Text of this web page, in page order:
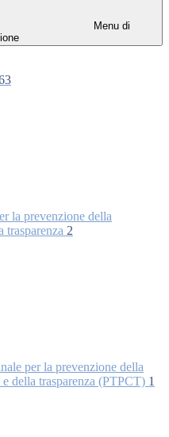
Menu di
la prevenzione della
trasparenza 2
per la prevenzione della
della trasparenza (PTPCT) 1